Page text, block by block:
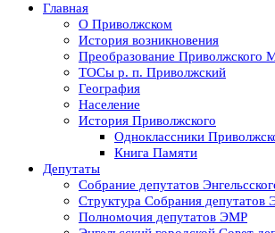
Главная
О Приволжском
История возникновения
Преобразование Приволжского
ТОСы р. п. Приволжский
География
Население
История Приволжского
Одноклассники
Книга Памяти
Депутаты
Собрание депутатов
Структура Собрания депутатов
Полномочия депутатов ЭМР